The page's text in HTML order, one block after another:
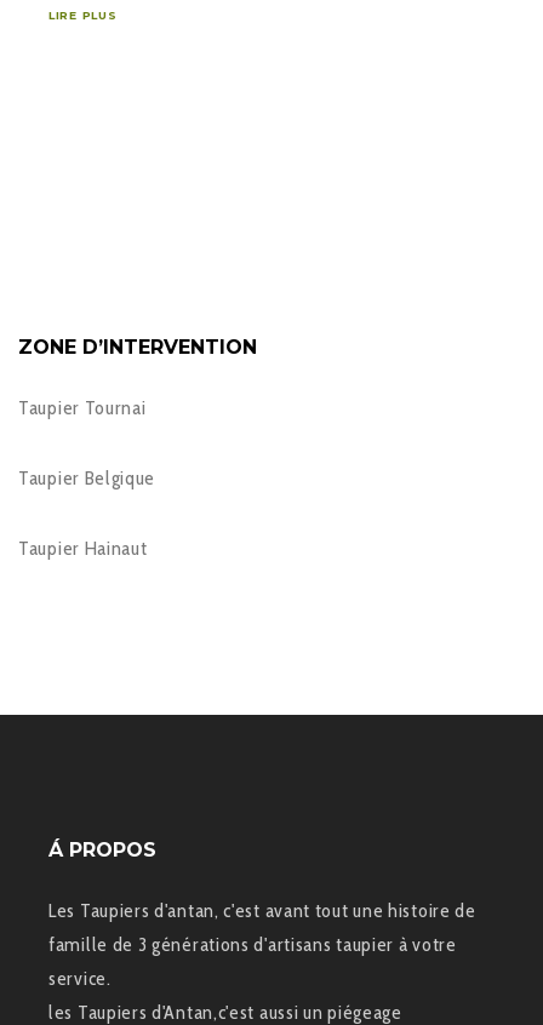
LIRE PLUS
ZONE D’INTERVENTION
Taupier Tournai
Taupier Belgique
Taupier Hainaut
Á PROPOS
Les Taupiers d'antan, c'est avant tout une histoire de
famille de 3 générations d'artisans taupier à votre
service.
les Taupiers d'Antan,c'est aussi un piégeage